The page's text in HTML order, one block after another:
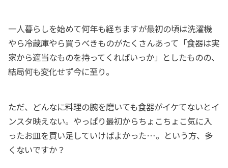
一人暮らしを始めて何年も経ちますが最初の頃は洗濯機
やら冷蔵庫やら買うべきものがたくさんあって「食器は実
家から適当なものを持ってくればいっか」としたものの、
結局何も変化せず今に至り。
ただ、どんなに料理の腕を磨いても食器がイケてないとイ
ンスタ映えない。やっぱり最初からちょこちょこ気に入
ったお皿を買い足していけばよかった…。という方、多
くないですか？